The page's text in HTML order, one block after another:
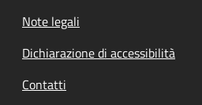
Note legali
Dichiarazione di accessibilità
Contatti